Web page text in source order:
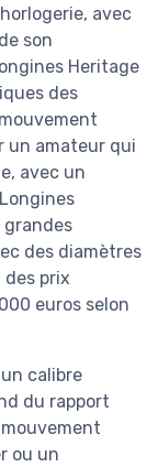
avec
son
Heritage
des
un amateur qui
avec un
des diamètres
prix
euros selon
calibre
du rapport
ou un